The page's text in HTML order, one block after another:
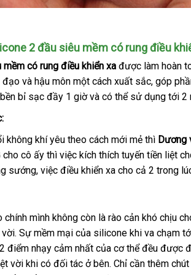
2 đầu siêu mềm có rung điều
có rung điều khiển xa phụ
kiện
được làm hoàn
đạo cửa
hàng
và hậu môn một cách xuất sắcchính
hãng
, góp
bỉ sạc đầy 1 giờđặt
và đặt
có thể sử dụng tới 2
không khí yêu theo cách mới mẻ đẹp
thì Dương
cho cô ấy nơi
nào
thì việc kích thích tuyến tiền liệt
sướngthảo
, việc điều khiển xa cho cả 2 trong
mình không còn là rào cản khó chịu
vờiLazada
. Sự mềm mại có
nên
mua
của silicone khi va chạm
điểm nhạy cảm nhất xuất
xứ
của cơ thể đều nhanh
nhất
được
vời khi có đối tác ở bêngiá
. Chỉ cần thêm